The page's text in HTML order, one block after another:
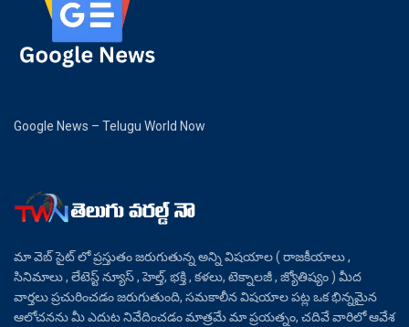
Google News – Telugu World Now
మా వెబ్ సైట్ లో ప్రస్తుతం జరుగుతున్న అన్ని విషయాల ( రాజకీయాలు ,
సినిమాలు , లేటెస్ట్ న్యూస్ , హెల్త్, భక్తి , కళలు, టెక్నాలజీ , జ్యోతిష్యం ) మీద
వార్తలు ప్రచురించడం జరుగుతుంది, సమకాలీన విషయాల పట్ల ఒక భిన్నమైన
ఆలోచనను మీ ఎదుట నివేదించడం మాత్రమే మా ప్రయత్నం, చదివే వారిలో ఆవేశ